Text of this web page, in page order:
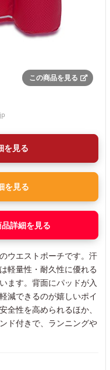
この商品を見る
を見る
を見る
詳細を見る
ウエストポーチです。汗
軽量性・耐久性に優れる
ます。背面にパッドが入
減できるのが嬉しいポイ
全性を高められるほか、
ド付きで、ランニングや